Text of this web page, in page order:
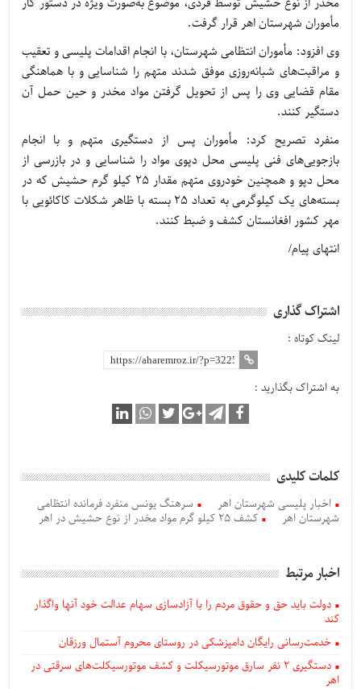
مأموران شهرستان اهر قرار گرفت.
وی افزود: مأموران انتظامی شهرستان، با انجام اقدامات پلیسی و تعقیب
و مراقبت‌های شبانه‌روزی موفق شدند متهم را شناسایی و با هماهنگی
مقام قضایی وی را پس از تحویل گرفتن مواد مخدر و حین حمل آن
دستگیر کنند.
منفرد تصریح کرد: مأموران پس از دستگیری متهم و با انجام
بازجویی‌های فنی پلیسی محل دپوی مواد را شناسایی و در بازرسی از
محل دپو و همچنین خودروی متهم مقدار 25 کیلو گرم حشیش که در
بسته‌های یک کیلوگرمی به تعداد 25 بسته با ظاهر شکلات کاکائویی با
مهر کشور افغانستان کشف و ضبط کنند.
انتهای پیام/
اشتراک گذاری
لینک کوتاه :
به اشتراک بگذارید :
کلمات کلیدی
اخبار پلیسی شهرستان اهر
سرهنگ یونس منفرد فرمانده انتظامی
شهرستان اهر
کشف 25 کيلو گرم مواد مخدر از نوع حشيش در اهر
اخبار مرتبط
دولت باید حق و حقوق مردم را با آزادسازی سهام عدالت خود آنها واگذار
کند
خدمت‌رسانی رایگان دامپزشکی در روستای محروم آستمال ورزقان
دستگيری ۲ نفر سارق موتورسیکلت و کشف موتورسیکلت‌های سرقتی در
اهر